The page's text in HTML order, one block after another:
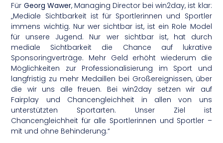
Für Georg Wawer, Managing Director bei win2day, ist klar:
„Mediale Sichtbarkeit ist für Sportlerinnen und Sportler
immens wichtig. Nur wer sichtbar ist, ist ein Role Model
für unsere Jugend. Nur wer sichtbar ist, hat durch
mediale Sichtbarkeit die Chance auf lukrative
Sponsoringverträge. Mehr Geld erhöht wiederum die
Möglichkeiten zur Professionalisierung im Sport und
langfristig zu mehr Medaillen bei Großereignissen, über
die wir uns alle freuen. Bei win2day setzen wir auf
Fairplay und Chancengleichheit in allen von uns
unterstützten Sportarten. Unser Ziel ist
Chancengleichheit für alle Sportlerinnen und Sportler –
mit und ohne Behinderung.“